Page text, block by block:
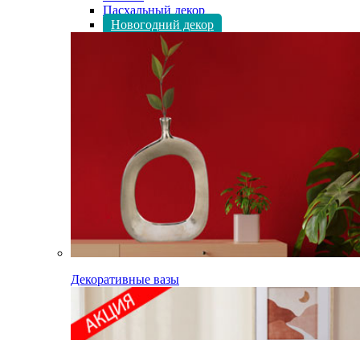
Пасхальный декор
Новогодний декор
Декоративные вазы